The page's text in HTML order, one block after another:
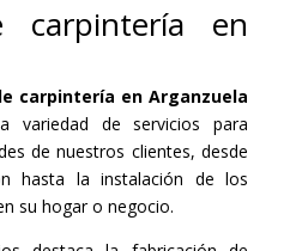
carpintería en
carpintería en Arganzuela
variedad de servicios para
de nuestros clientes, desde
hasta la instalación de los
su hogar o negocio.